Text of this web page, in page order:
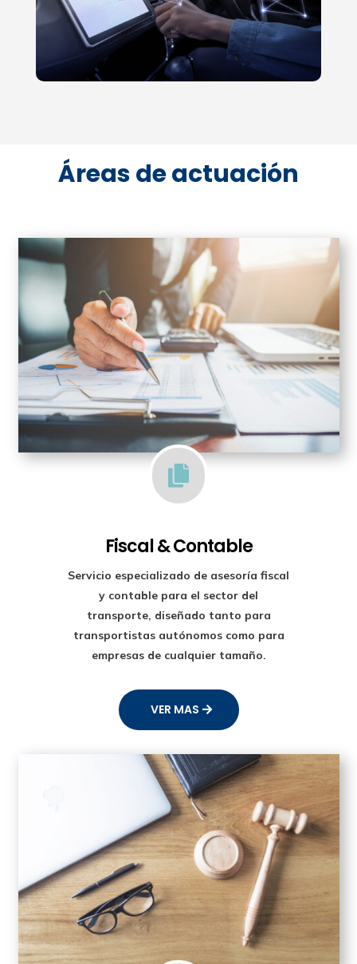
Áreas de actuación

Fiscal & Contable
Servicio especializado de asesoría fiscal
y contable para el sector del
transporte, diseñado tanto para
transportistas autónomos como para
empresas de cualquier tamaño.
VER MAS